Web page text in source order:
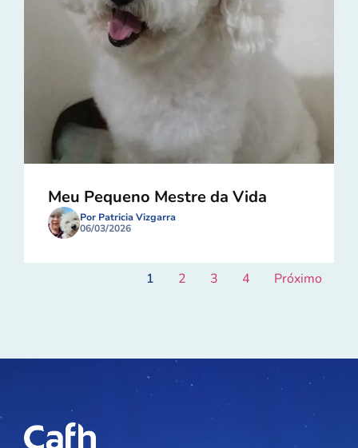
Meu Pequeno Mestre da Vida
Por Patricia Vizgarra
06/03/2026
1 2 3 4 Próximo